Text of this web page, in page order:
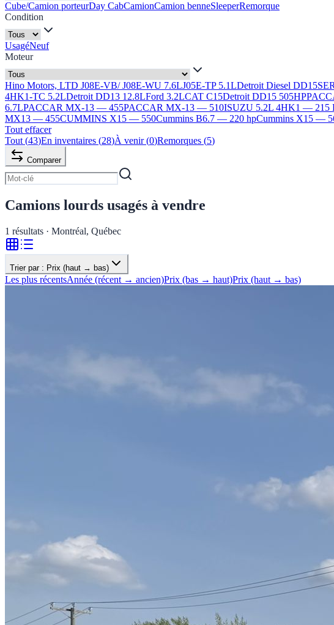
Cube/Camion porteurDay CabCamionCamion benneSleeperRemorque
Condition
UsagéNeuf
Moteur
Hino Motors, LTD J08E-VB/ J08E-WU 7.6LJ05E-TP 5.1LDetroit Diesel DD15
4HK1-TC 5.2LDetroit DD13 12.8LFord 3.2LCAT C15Detroit DD15 505HP
6.7LPACCAR MX-13 — 455PACCAR MX-13 — 510ISUZU 5.2L 4HK1 — 215
MX13 — 455CUMMINS X15 — 550Cummins B6.7 — 220 hpCummins X15 —
Tout effacer
Tout (43)En inventaires (28)À venir (0)Remorques (5)
Comparer
Camions lourds usagés à vendre
1 résultats · Montréal, Québec
Trier par : Prix (haut → bas)
Les plus récentsAnnée (récent → ancien)Prix (bas → haut)Prix (haut → bas)